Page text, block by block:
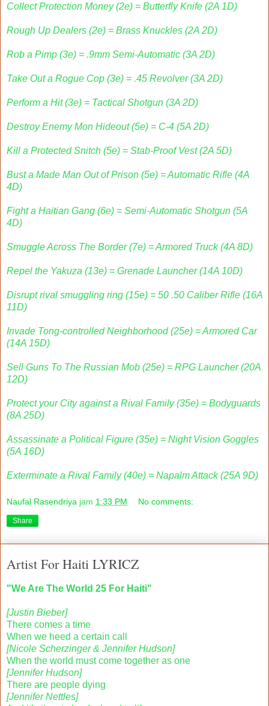
Collect Protection Money (2e) = Butterfly Knife (2A 1D)
Rough Up Dealers (2e) = Brass Knuckles (2A 2D)
Rob a Pimp (3e) = .9mm Semi-Automatic (3A 2D)
Take Out a Rogue Cop (3e) = .45 Revolver (3A 2D)
Perform a Hit (3e) = Tactical Shotgun (3A 2D)
Destroy Enemy Mon Hideout (5e) = C-4 (5A 2D)
Kill a Protected Snitch (5e) = Stab-Proof Vest (2A 5D)
Bust a Made Man Out of Prison (5e) = Automatic Rifle (4A
4D)
Fight a Haitian Gang (6e) = Semi-Automatic Shotgun (5A
4D)
Smuggle Across The Border (7e) = Armored Truck (4A 8D)
Repel the Yakuza (13e) = Grenade Launcher (14A 10D)
Disrupt rival smuggling ring (15e) = 50 .50 Caliber Rifle (16A
11D)
Invade Tong-controlled Neighborhood (25e) = Armored Car
(14A 15D)
Sell Guns To The Russian Mob (25e) = RPG Launcher (20A
12D)
Protect your City against a Rival Family (35e) = Bodyguards
(8A 25D)
Assassinate a Political Figure (35e) = Night Vision Goggles
(5A 16D)
Exterminate a Rival Family (40e) = Napalm Attack (25A 9D)
Naufal Rasendriya jam 1:33 PM No comments:
Share
Artist For Haiti LYRICZ
"We Are The World 25 For Haiti"
[Justin Bieber]
There comes a time
When we heed a certain call
[Nicole Scherzinger & Jennifer Hudson]
When the world must come together as one
[Jennifer Hudson]
There are people dying
[Jennifer Nettles]